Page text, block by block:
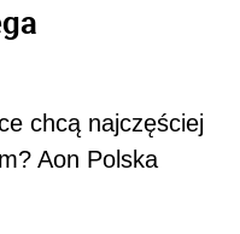
chcą najczęściej
Aon Polska